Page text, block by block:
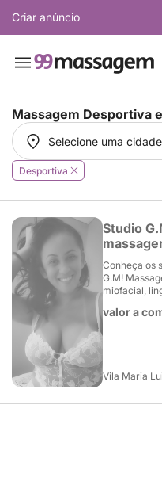
Criar anúncio
Massagem Desportiva
Selecione uma cidade
Selecione uma cidade
Desportiva
Studio
Conheça os
G.M!
miofacial,
valor a
Vila Maria